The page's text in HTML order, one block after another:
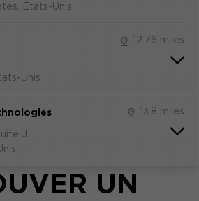
États-Unis
12.76 miles
Unis
13.8 miles
J
UN